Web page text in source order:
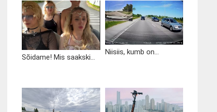
Sõidame! Mis saakski...
Niisiis, kumb on...